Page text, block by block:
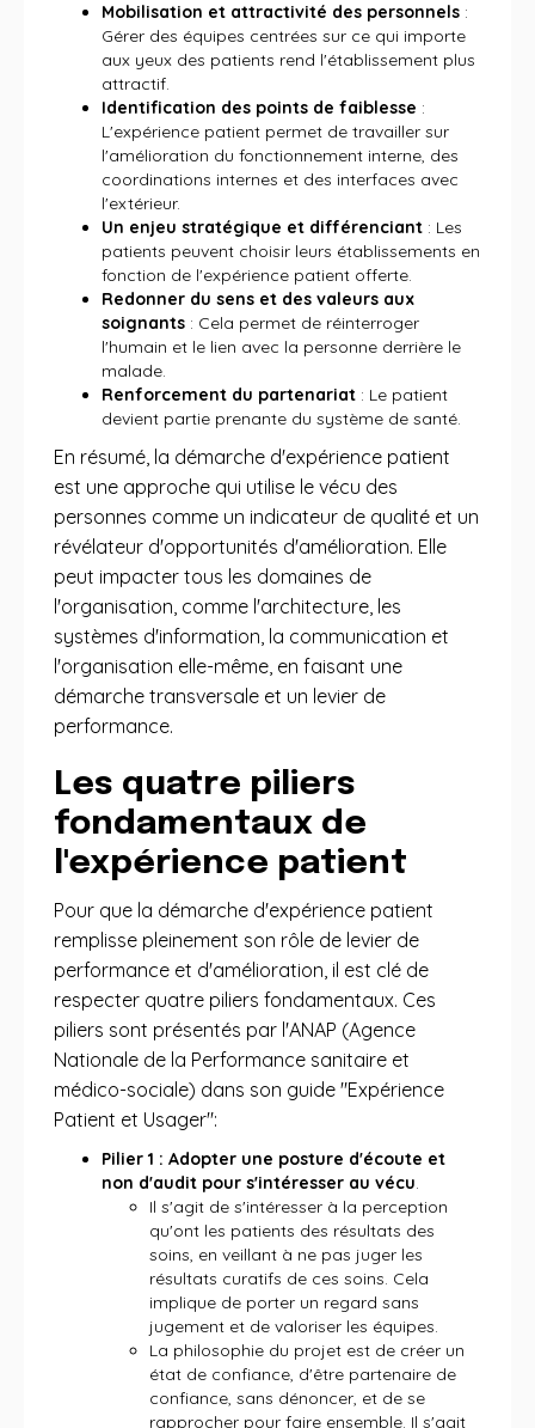
Mobilisation et attractivité des personnels :
Gérer des équipes centrées sur ce qui importe
aux yeux des patients rend l'établissement plus
attractif.
Identification des points de faiblesse :
L'expérience patient permet de travailler sur
l'amélioration du fonctionnement interne, des
coordinations internes et des interfaces avec
l'extérieur.
Un enjeu stratégique et différenciant : Les
patients peuvent choisir leurs établissements en
fonction de l'expérience patient offerte.
Redonner du sens et des valeurs aux
soignants : Cela permet de réinterroger
l'humain et le lien avec la personne derrière le
malade.
Renforcement du partenariat : Le patient
devient partie prenante du système de santé.
En résumé, la démarche d'expérience patient
est une approche qui utilise le vécu des
personnes comme un indicateur de qualité et un
révélateur d'opportunités d'amélioration. Elle
peut impacter tous les domaines de
l'organisation, comme l'architecture, les
systèmes d'information, la communication et
l'organisation elle-même, en faisant une
démarche transversale et un levier de
performance.
Les quatre piliers
fondamentaux de
l'expérience patient
Pour que la démarche d'expérience patient
remplisse pleinement son rôle de levier de
performance et d'amélioration, il est clé de
respecter quatre piliers fondamentaux. Ces
piliers sont présentés par l'ANAP (Agence
Nationale de la Performance sanitaire et
médico-sociale) dans son guide "Expérience
Patient et Usager":
Pilier 1 : Adopter une posture d'écoute et
non d'audit pour s'intéresser au vécu.
Il s'agit de s'intéresser à la perception
qu'ont les patients des résultats des
soins, en veillant à ne pas juger les
résultats curatifs de ces soins. Cela
implique de porter un regard sans
jugement et de valoriser les équipes.
La philosophie du projet est de créer un
état de confiance, d'être partenaire de
confiance, sans dénoncer, et de se
rapprocher pour faire ensemble. Il s'agit